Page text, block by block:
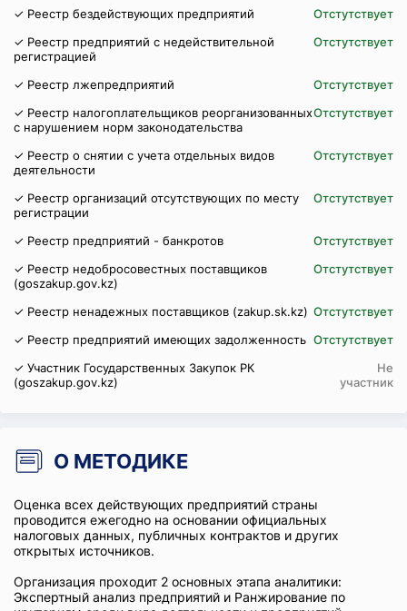
✓ Реестр бездействующих предприятий
Отстутствует
✓ Реестр предприятий с недействительной
регистрацией
Отстутствует
✓ Реестр лжепредприятий
Отстутствует
✓ Реестр налогоплательщиков реорганизованных
с нарушением норм законодательства
Отстутствует
✓ Реестр о снятии с учета отдельных видов
деятельности
Отстутствует
✓ Реестр организаций отсутствующих по месту
регистрации
Отстутствует
✓ Реестр предприятий - банкротов
Отстутствует
✓ Реестр недобросовестных поставщиков
(goszakup.gov.kz)
Отстутствует
✓ Реестр ненадежных поставщиков (zakup.sk.kz) Отстутствует
✓ Реестр предприятий имеющих задолженность Отстутствует
✓ Участник Государственных Закупок РК
(goszakup.gov.kz)
Не
участник
О МЕТОДИКЕ
Оценка всех действующих предприятий страны
проводится ежегодно на основании официальных
налоговых данных, публичных контрактов и других
открытых источников.
Организация проходит 2 основных этапа аналитики:
Экспертный анализ предприятий и Ранжирование по